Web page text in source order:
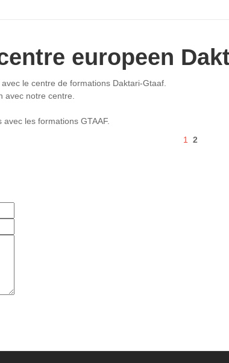
europeen
le centre de formations Daktari-Gtaaf.
avec notre centre.
avec les formations GTAAF.
1 2